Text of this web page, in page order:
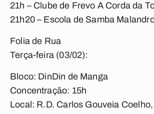
21h – Clube de Frevo A Corda da
21h20 – Escola de Samba
Folia de Rua
Terça-feira (03/02):
Bloco: DinDin de Manga
Concentração: 15h
Local: R.D. Carlos Gouveia